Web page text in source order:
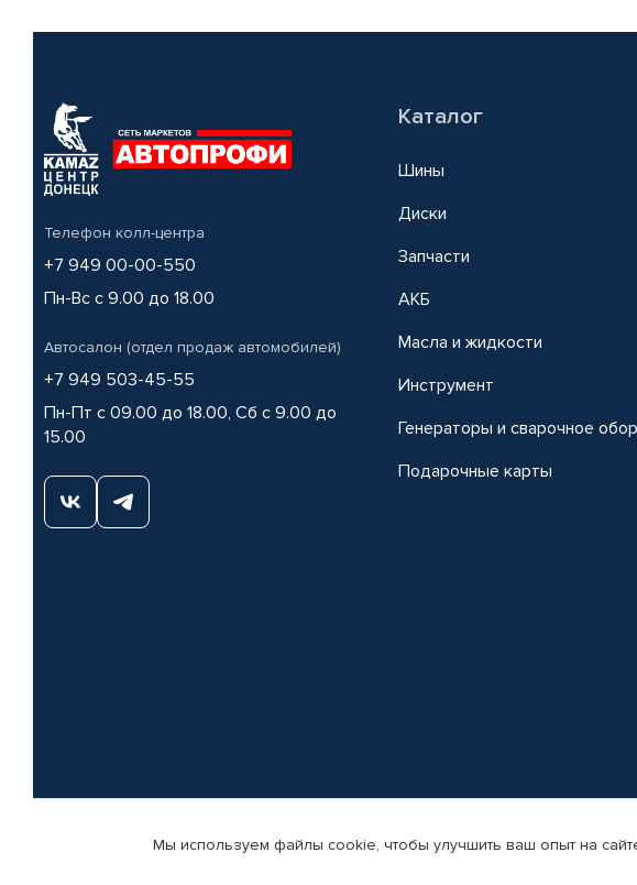
Телефон колл-центра
+7 949 00-00-550
Пн-Вс с 9.00 до 18.00
Автосалон (отдел продаж автомобилей)
+7 949 503-45-55
Пн-Пт с 09.00 до 18.00, Сб с 9.00 до
15.00
Каталог
Шины
Диски
Запчасти
АКБ
Масла и жидкости
Инструмент
Генераторы и сварочное
Подарочные карты
© КАМАЗ ЦЕНТР ДОНЕЦК, 2015-2026. Все права защищены. Интернет-магазин
Мы используем файлы cookie, чтобы улучшить ваш опыт на